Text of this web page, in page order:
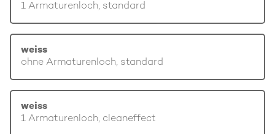
1 Armaturenloch, standard
weiss
ohne Armaturenloch, standard
weiss
1 Armaturenloch, cleaneffect